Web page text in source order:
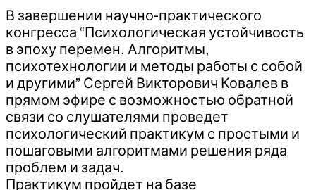
В завершении научно-практического
конгресса “Психологическая устойчивость
в эпоху перемен. Алгоритмы,
психотехнологии и методы работы с собой
и другими” Сергей Викторович Ковалев в
прямом эфире с возможностью обратной
связи со слушателями проведет
психологический практикум с простыми и
пошаговыми алгоритмами решения ряда
проблем и задач.
Практикум пройдет на базе